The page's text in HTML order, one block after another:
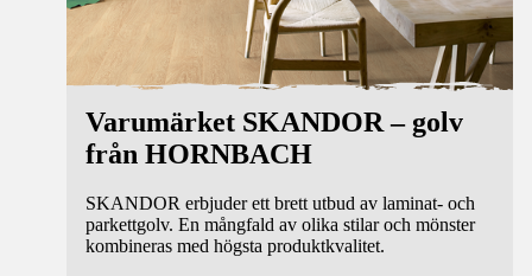
Varumärket SKANDOR – golv
från HORNBACH
SKANDOR erbjuder ett brett utbud av laminat- och
parkettgolv. En mångfald av olika stilar och mönster
kombineras med högsta produktkvalitet.